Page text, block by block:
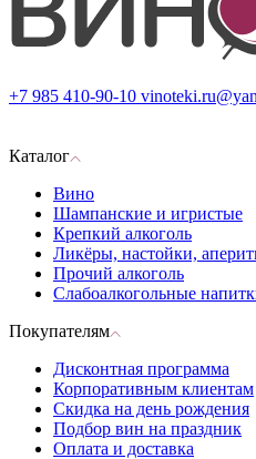
+7 985 410-90-10
Каталог
Вино
Шампанские и игристые
Крепкий алкоголь
Ликёры, настойки,
Прочий алкоголь
Слабоалкогольные
Покупателям
Дисконтная программа
Корпоративным клиентам
Скидка на день рождения
Подбор вин на праздник
Оплата и доставка